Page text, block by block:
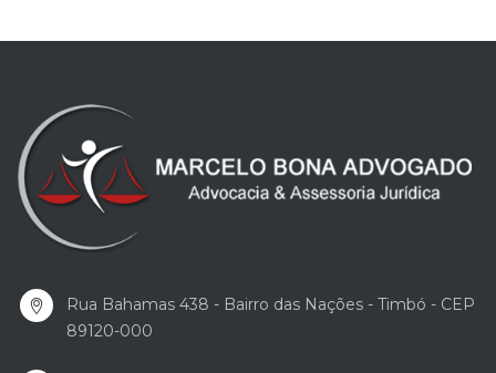
Rua Bahamas 438 - Bairro das Nações - Timbó - CEP
89120-000